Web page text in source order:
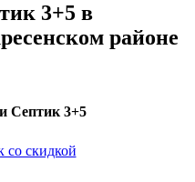
3+5 в
районе
Септик 3+5
со скидкой